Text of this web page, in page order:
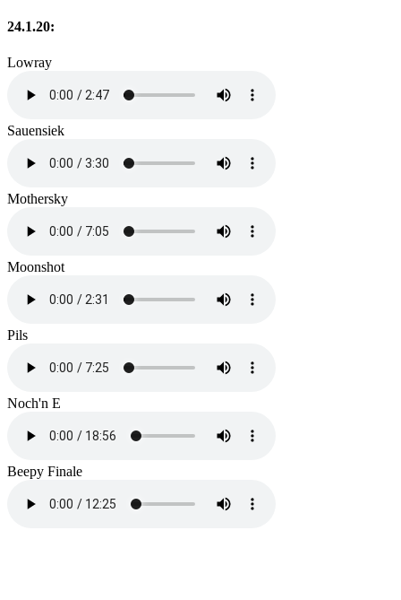
24.1.20:
Lowray
Sauensiek
Mothersky
Moonshot
Pils
Noch'n E
Beepy Finale